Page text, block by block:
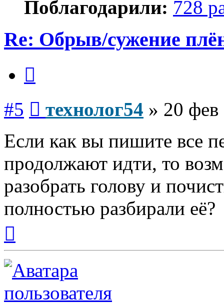
Поблагодарили: 728
Re: Обрыв/сужение
#5 технолог54 » 20
Если как вы пишите все
продолжают идти, то
разобрать голову и
полностью разбирали её?
началу